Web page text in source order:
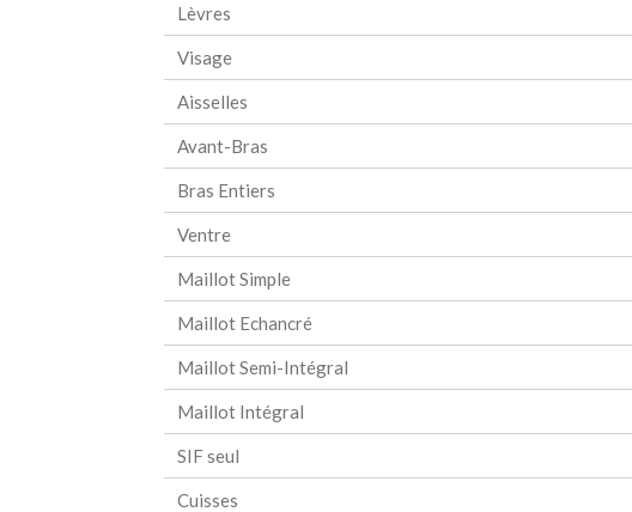
Lèvres
Visage
Aisselles
Avant-Bras
Bras Entiers
Ventre
Maillot Simple
Maillot Echancré
Maillot Semi-Intégral
Maillot Intégral
SIF seul
Cuisses